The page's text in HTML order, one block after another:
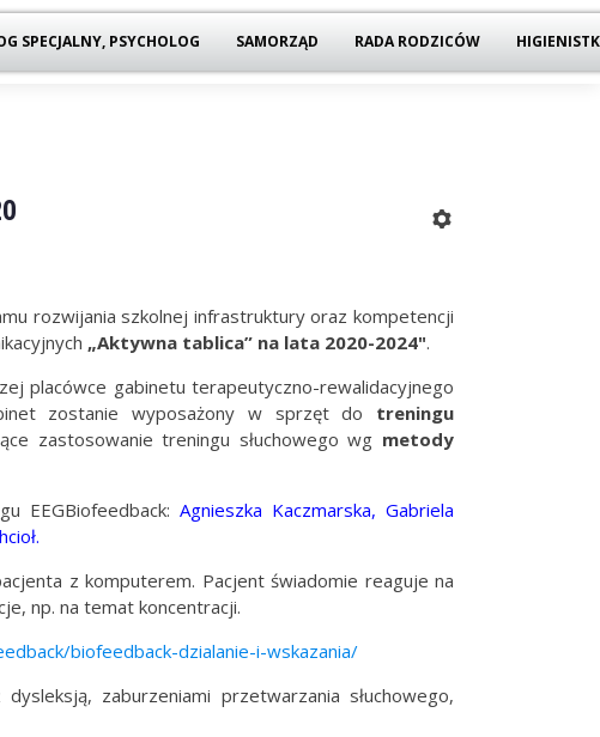
SPECJALNY, PSYCHOLOG SAMORZĄD RADA RODZICÓW
rozwijania szkolnej infrastruktury oraz kompetencji
„Aktywna tablica” na lata 2020-2024".
placówce gabinetu terapeutyczno-rewalidacyjnego
zostanie wyposażony w sprzęt do treningu
zastosowanie treningu słuchowego wg metody
EEGBiofeedback:Agnieszka Kaczmarska, Gabriela
z komputerem. Pacjent świadomie reaguje na
np. na temat koncentracji.
biofeedback-dzialanie-i-wskazania/
zaburzeniami przetwarzania słuchowego,